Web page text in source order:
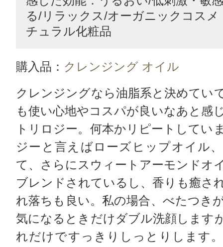
る/リラックス/オーガニックコスメ
チュラル化粧品
購入品： クレンジング オイル
クレンジングなら油脂系と決めてい
も使い心地やコスパが良いなあと感
トリロジー。何本かリピートしてい
ジーと言えばローズヒップオイル
て、さらにスウィートアーモンドオ
ブレンドされているし、香りも癒さ
れ落ちも良い。私の場合、べたつき
気になるときだけダブル洗顔します
れだけですっきりしっとりします